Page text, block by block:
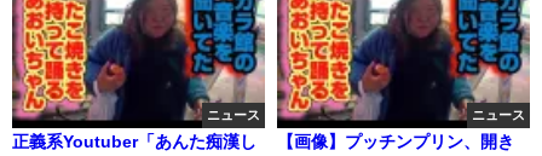
ニュース
正義系Youtuber「あんた痴漢し
ニュース
【画像】プッチンプリン、開き